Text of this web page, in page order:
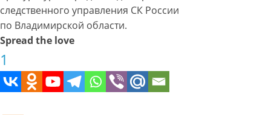
следственного управления СК России
по Владимирской области.
Spread the love
1